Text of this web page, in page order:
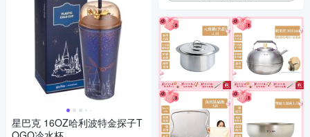
星巴克 16OZ哈利波特金探子T